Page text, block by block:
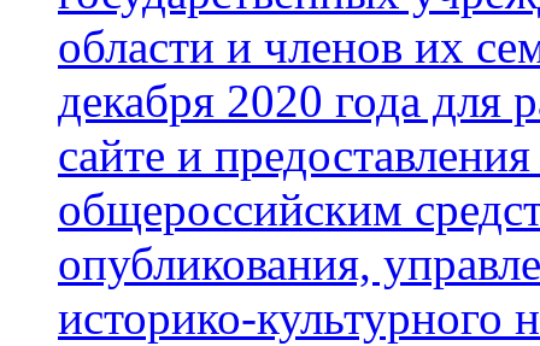
области и членов их
декабря 2020 года
сайте и
общероссийским
опубликования,
историко-культурного